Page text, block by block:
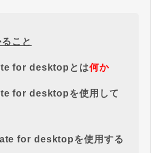
こと
for desktopとは何か
for desktopを使用して
for desktopを使用する